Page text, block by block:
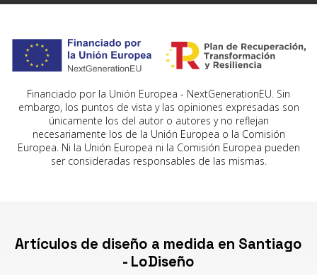
Financiado por la Unión Europea - NextGenerationEU. Sin
embargo, los puntos de vista y las opiniones expresadas son
únicamente los del autor o autores y no reflejan
necesariamente los de la Unión Europea o la Comisión
Europea. Ni la Unión Europea ni la Comisión Europea pueden
ser consideradas responsables de las mismas.
Artículos de diseño a medida en Santiago
- LoDiseño